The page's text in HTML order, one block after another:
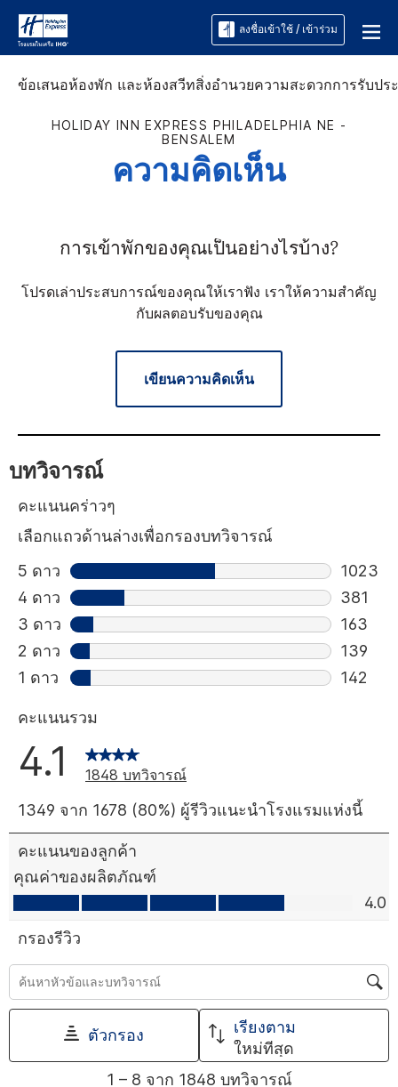
ลงชื่อเข้าใช้ / เข้าร่วม
ข้อเสนอห้องพัก และห้องสวีทสิ่งอำนวยความสะดวกการรับปร
HOLIDAY INN EXPRESS PHILADELPHIA NE -
BENSALEM
ความคิดเห็น
การเข้าพักของคุณเป็นอย่างไรบ้าง?
โปรดเล่าประสบการณ์ของคุณให้เราฟัง เราให้ความสำคัญ
กับผลตอบรับของคุณ
เขียนความคิดเห็น